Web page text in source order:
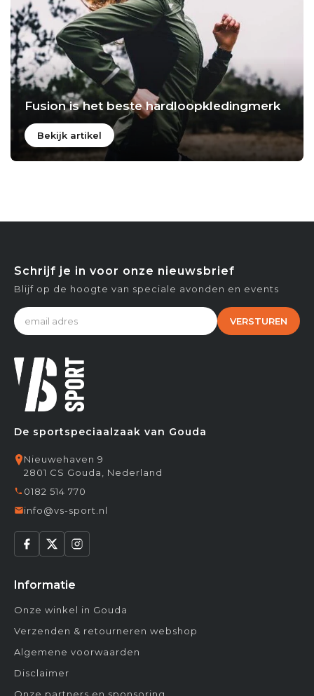
Fusion is het beste hardloopkledingmerk
Bekijk artikel
De sportspeciaalzaak van Gouda
Nieuwehaven 9
2801 CS Gouda, Nederland
0182 514 770
info@vs-sport.nl
Informatie
Onze winkel in Gouda
Verzenden & retourneren webshop
Algemene voorwaarden
Disclaimer
Schrijf je in voor onze nieuwsbrief
Blijf op de hoogte van speciale avonden en events
VERSTUREN